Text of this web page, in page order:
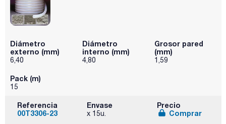
Diámetro
externo (mm)
6,40
Diámetro
interno (mm)
4,80
Grosor pared
(mm)
1,59
Pack (m)
15
Referencia
00T3306-23
Envase
x 15u.
Precio
Comprar